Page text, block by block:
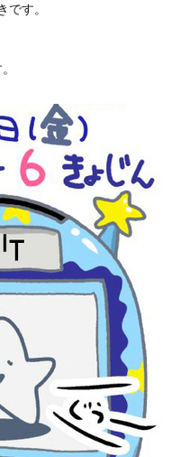
です。